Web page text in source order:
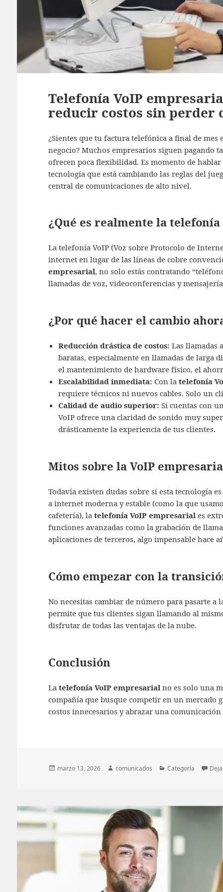
Telefonía VoIP
reducir costos sin perder
¿Sientes que tu factura telefónica a final de
negocio? Muchos empresarios siguen pagando
ofrecen poca flexibilidad. Es momento de
tecnología que está cambiando las reglas del
central de comunicaciones de alto nivel.
¿Qué es realmente la telefonía
La telefonía VoIP (Voz sobre Protocolo de
internet en lugar de las líneas de cobre
empresarial, no solo estás contratando
llamadas de voz, videoconferencias y
¿Por qué hacer el cambio
Reducción drástica de costos: Las llamadas
baratas, especialmente en llamadas de larga
el mantenimiento de hardware físico, el
Escalabilidad inmediata: Con la telefonía
requiere técnicos ni nuevos cables. Solo un
Calidad de audio superior: Si cuentas con
VoIP ofrece una claridad de sonido muy
drásticamente la experiencia de tus clientes.
Mitos sobre la VoIP
Todavía existen dudas sobre si esta tecnología
a internet moderna y estable (como la que
cafetería), la telefonía VoIP empresariales
funciones avanzadas como la grabación de
aplicaciones de terceros, algo impensable hace
Cómo empezar con la
No necesitas cambiar de número para pasarte a
permite que tus clientes sigan llamando al
disfrutar de todas las ventajas de la nube.
Conclusión
La telefonía VoIP empresarialno es solo una
compañía que busque competir en un mercado
costos innecesarios y abrazar una
Publicado
marzo 13, 2026 Autor
comunicados Categorías
Categoría